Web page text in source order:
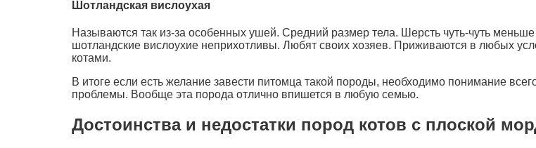
Шотландская вислоухая
Называются так из-за особенных ушей. Средний размер тела. Шерсть чуть-чуть
шотландские вислоухие неприхотливы. Любят своих хозяев. Приживаются в любых
котами.
В итоге если есть желание завести питомца такой породы, необходимо понимание
проблемы. Вообще эта порода отлично впишется в любую семью.
Достоинства и недостатки пород котов с плоской